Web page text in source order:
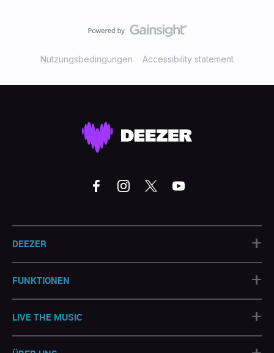
Nutzungsbedingungen Accessibility statement
DEEZER +
FUNKTIONEN +
LIVE THE MUSIC +